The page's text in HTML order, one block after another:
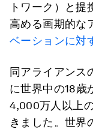
トワーク）と提
高める画期的な
ベーションに対
同アライアンス
に世界中の18歳
4,000万人以上
きました。世界